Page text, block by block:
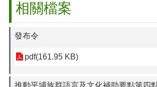
相關檔案
發布令
pdf(161.95 KB)
推動平埔族群語言及文化補助要點第四